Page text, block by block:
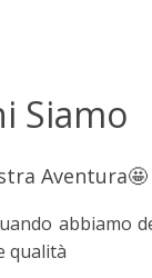
Siamo
Aventura🤩
abbiamo
qualità